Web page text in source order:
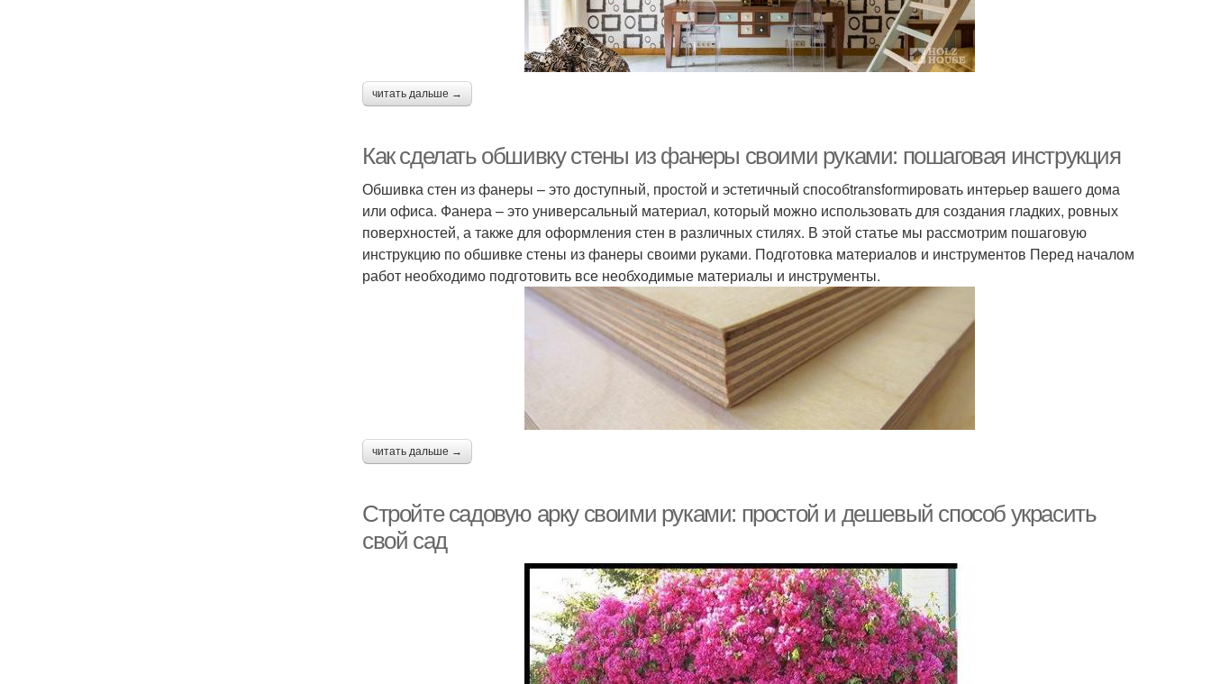
читать дальше →
Как сделать обшивку стены из фанеры своими руками: пошаговая инструкция
Обшивка стен из фанеры – это доступный, простой и эстетичный способtransformировать интерьер вашего дома
или офиса. Фанера – это универсальный материал, который можно использовать для создания гладких, ровных
поверхностей, а также для оформления стен в различных стилях. В этой статье мы рассмотрим пошаговую
инструкцию по обшивке стены из фанеры своими руками. Подготовка материалов и инструментов Перед началом
работ необходимо подготовить все необходимые материалы и инструменты.
читать дальше →
Стройте садовую арку своими руками: простой и дешевый способ украсить
свой сад